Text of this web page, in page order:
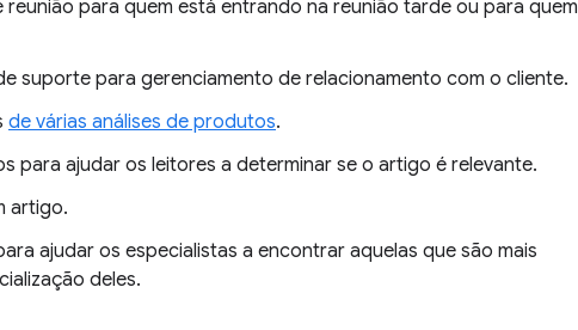
para quem está entrando na reunião tarde ou para quem
suporte para gerenciamento de relacionamento com o cliente.
de várias análises de produtos.
para ajudar os leitores a determinar se o artigo é relevante.
artigo.
ajudar os especialistas a encontrar aquelas que são mais
deles.